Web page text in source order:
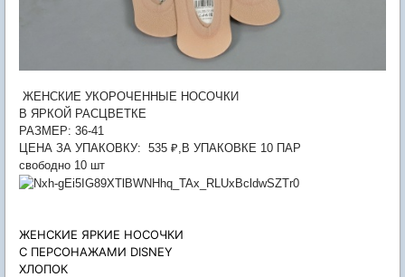
ЖЕНСКИЕ УКОРОЧЕННЫЕ НОСОЧКИ
В ЯРКОЙ РАСЦВЕТКЕ
РАЗМЕР: 36-41
ЦЕНА ЗА УПАКОВКУ: 535 ₽,В УПАКОВКЕ 10 ПАР
свободно 10 шт
ЖЕНСКИЕ ЯРКИЕ НОСОЧКИ
С ПЕРСОНАЖАМИ DISNEY
ХЛОПОК